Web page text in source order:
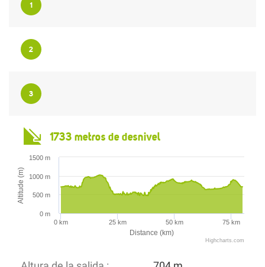
1
2
3
1733 metros de desnivel
Distance (km)
Altitude (m)
0 km 25 km 50 km 75 km
500 m
1000 m
0 m
1500 m
Highcharts.com